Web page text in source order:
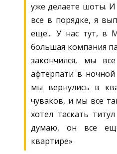
уже делаете шоты.
все в порядке, я
еще... У нас тут, в
большая компания
закончился, мы
афтерпати в ночной
мы вернулись в
чуваков, и мы все
хотел таскать
думаю, он все
квартире»